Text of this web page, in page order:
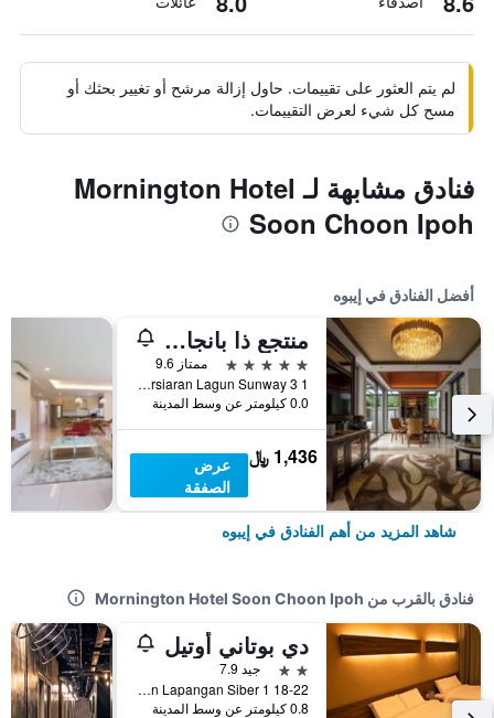
لم يتم العثور على تقييمات. حاول إزالة مرشح أو تغيير بحثك أو
مسح كل شيء لعرض التقييمات.
فنادق مشابهة لـ Mornington Hotel
Soon Choon Ipoh
أفضل الفنادق في إيبوه
منتجع ذا بانجاران هوت سبرنغز
5 نجوم
ممتاز 9.6
1 Persiaran Lagun Sunway 3, إيبوه, ماليزيا
0.0 كيلومتر عن وسط المدينة
1,436 ﷼
عرض
الصفقة
شاهد المزيد من أهم الفنادق في إيبوه
فنادق بالقرب من Mornington Hotel Soon Choon Ipoh
دي بوتاني أوتيل
2 نجمتين
جيد 7.9
18-22 Jalan Lapangan Siber 1, إيبوه, ماليزيا
0.8 كيلومتر عن وسط المدينة